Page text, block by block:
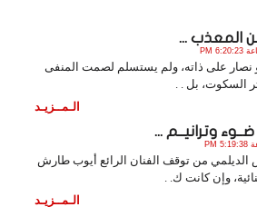
المعذب ...
نصار على ذاته، ولم يستسلم لصمت المنفى
السكوت، بل . .
الـمــزيـد
وترانيــم ...
من توقف الفنان الرائع أيوب طارش
وإن كانت ك. .
الـمــزيـد